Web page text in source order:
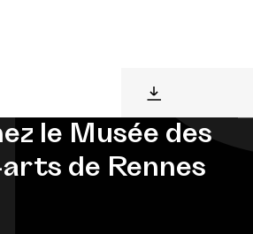
le Musée des
de Rennes